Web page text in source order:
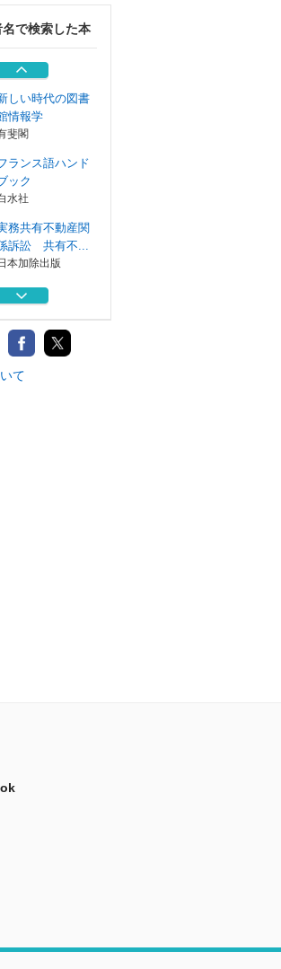
名で検索した本
ネルヴァ書房
報資源組織法
一法規
しい時代の図書
情報学
斐閣
ランス語ハンド
ック
水社
務共有不動産関
訴訟 共有不...
本加除出版
書館情報技術論
ミネルヴァ書房
情報資源組織法
一法規
て